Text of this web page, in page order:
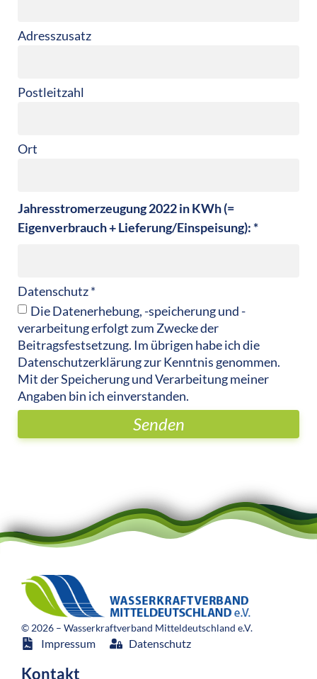
Adresszusatz
Postleitzahl
Ort
Jahresstromerzeugung 2022 in KWh (=
Eigenverbrauch + Lieferung/Einspeisung): *
Datenschutz *
Die Datenerhebung, -speicherung und -
verarbeitung erfolgt zum Zwecke der
Beitragsfestsetzung. Im übrigen habe ich die
Datenschutzerklärung zur Kenntnis genommen.
Mit der Speicherung und Verarbeitung meiner
Angaben bin ich einverstanden.
Senden
© 2026 – Wasserkraftverband Mitteldeutschland e.V.
Impressum Datenschutz
Kontakt